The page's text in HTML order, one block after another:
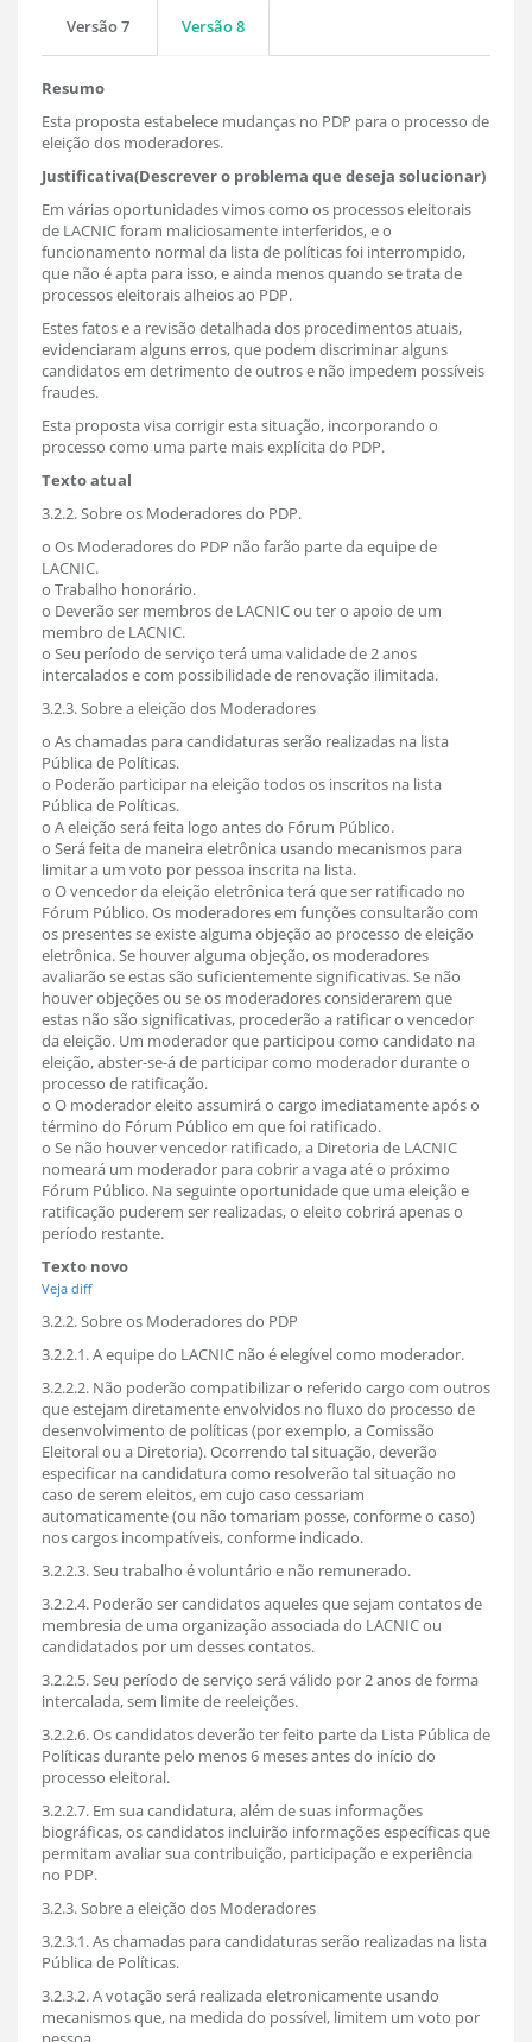
Versão 7 Versão 8
Resumo
Esta proposta estabelece mudanças no PDP para o processo de
eleição dos moderadores.
Justificativa(Descrever o problema que deseja solucionar)
Em várias oportunidades vimos como os processos eleitorais
de LACNIC foram maliciosamente interferidos, e o
funcionamento normal da lista de políticas foi interrompido,
que não é apta para isso, e ainda menos quando se trata de
processos eleitorais alheios ao PDP.
Estes fatos e a revisão detalhada dos procedimentos atuais,
evidenciaram alguns erros, que podem discriminar alguns
candidatos em detrimento de outros e não impedem possíveis
fraudes.
Esta proposta visa corrigir esta situação, incorporando o
processo como uma parte mais explícita do PDP.
Texto atual
3.2.2. Sobre os Moderadores do PDP.
o Os Moderadores do PDP não farão parte da equipe de
LACNIC.
o Trabalho honorário.
o Deverão ser membros de LACNIC ou ter o apoio de um
membro de LACNIC.
o Seu período de serviço terá uma validade de 2 anos
intercalados e com possibilidade de renovação ilimitada.
3.2.3. Sobre a eleição dos Moderadores
o As chamadas para candidaturas serão realizadas na lista
Pública de Políticas.
o Poderão participar na eleição todos os inscritos na lista
Pública de Políticas.
o A eleição será feita logo antes do Fórum Público.
o Será feita de maneira eletrônica usando mecanismos para
limitar a um voto por pessoa inscrita na lista.
o O vencedor da eleição eletrônica terá que ser ratificado no
Fórum Público. Os moderadores em funções consultarão com
os presentes se existe alguma objeção ao processo de eleição
eletrônica. Se houver alguma objeção, os moderadores
avaliarão se estas são suficientemente significativas. Se não
houver objeções ou se os moderadores considerarem que
estas não são significativas, procederão a ratificar o vencedor
da eleição. Um moderador que participou como candidato na
eleição, abster-se-á de participar como moderador durante o
processo de ratificação.
o O moderador eleito assumirá o cargo imediatamente após o
término do Fórum Público em que foi ratificado.
o Se não houver vencedor ratificado, a Diretoria de LACNIC
nomeará um moderador para cobrir a vaga até o próximo
Fórum Público. Na seguinte oportunidade que uma eleição e
ratificação puderem ser realizadas, o eleito cobrirá apenas o
período restante.
Texto novo
Veja diff
3.2.2. Sobre os Moderadores do PDP
3.2.2.1. A equipe do LACNIC não é elegível como moderador.
3.2.2.2. Não poderão compatibilizar o referido cargo com outros
que estejam diretamente envolvidos no fluxo do processo de
desenvolvimento de políticas (por exemplo, a Comissão
Eleitoral ou a Diretoria). Ocorrendo tal situação, deverão
especificar na candidatura como resolverão tal situação no
caso de serem eleitos, em cujo caso cessariam
automaticamente (ou não tomariam posse, conforme o caso)
nos cargos incompatíveis, conforme indicado.
3.2.2.3. Seu trabalho é voluntário e não remunerado.
3.2.2.4. Poderão ser candidatos aqueles que sejam contatos de
membresia de uma organização associada do LACNIC ou
candidatados por um desses contatos.
3.2.2.5. Seu período de serviço será válido por 2 anos de forma
intercalada, sem limite de reeleições.
3.2.2.6. Os candidatos deverão ter feito parte da Lista Pública de
Políticas durante pelo menos 6 meses antes do início do
processo eleitoral.
3.2.2.7. Em sua candidatura, além de suas informações
biográficas, os candidatos incluirão informações específicas que
permitam avaliar sua contribuição, participação e experiência
no PDP.
3.2.3. Sobre a eleição dos Moderadores
3.2.3.1. As chamadas para candidaturas serão realizadas na lista
Pública de Políticas.
3.2.3.2. A votação será realizada eletronicamente usando
mecanismos que, na medida do possível, limitem um voto por